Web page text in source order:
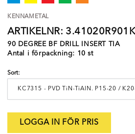
KENNAMETAL
ARTIKELNR:
90 DEGREE BF DRILL INSERT TIA
Antal i förpackning: 10 st
Sort:
LOGGA IN FÖR PRIS